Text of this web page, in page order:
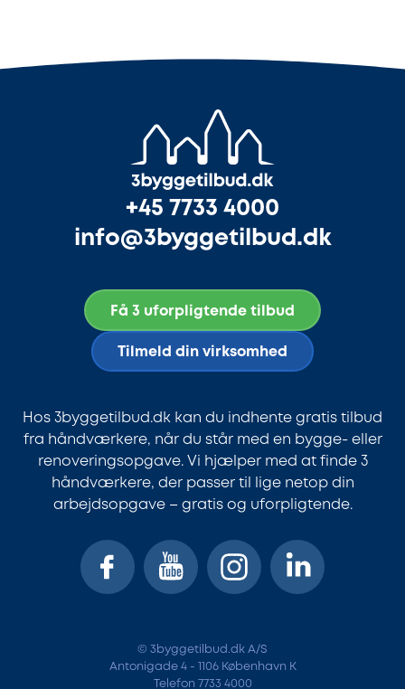
+45 7733 4000
info@3byggetilbud.dk
Få 3 uforpligtende tilbud
Tilmeld din virksomhed
Hos 3byggetilbud.dk kan du indhente gratis tilbud
fra håndværkere, når du står med en bygge- eller
renoveringsopgave. Vi hjælper med at finde 3
håndværkere, der passer til lige netop din
arbejdsopgave – gratis og uforpligtende.
© 3byggetilbud.dk A/S
Antonigade 4 - 1106 København K
Telefon 7733 4000